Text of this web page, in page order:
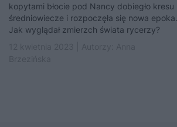
kopytami błocie pod Nancy dobiegło kresu
średniowiecze i rozpoczęła się nowa epoka.
Jak wyglądał zmierzch świata rycerzy?